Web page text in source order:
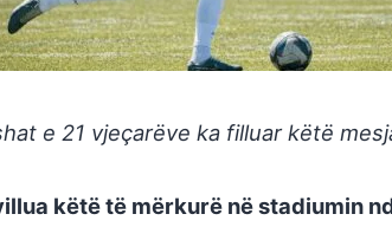
e 21 vjeçarëve ka filluar këtë
këtë të mërkurë në stadiumin